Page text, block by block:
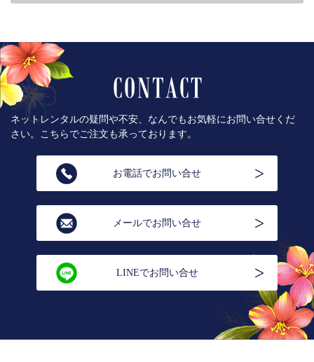
ネットレンタルの疑問や不安、なんでもお気軽にお問い合せくだ
さい。こちらでご注文も承っております。
お電話でお問い合せ
メールでお問い合せ
LINEでお問い合せ